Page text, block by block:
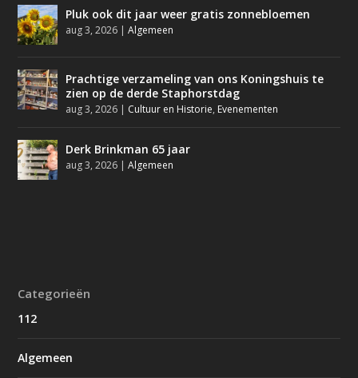
Pluk ook dit jaar weer gratis zonnebloemen
aug 3, 2026 |Algemeen
Prachtige verzameling van ons Koningshuis te
zien op de derde Staphorstdag
aug 3, 2026 | Cultuur en Historie, Evenementen
Derk Brinkman 65 jaar
aug 3, 2026 |Algemeen
Categorieën
112
Algemeen